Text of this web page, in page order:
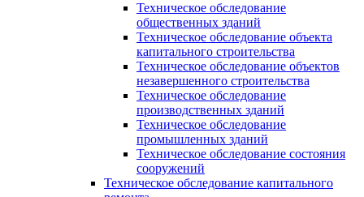
Техническое обследование
общественных зданий
Техническое обследование объекта
капитального строительства
Техническое обследование объектов
незавершенного строительства
Техническое обследование
производственных зданий
Техническое обследование
промышленных зданий
Техническое обследование состояния
сооружений
Техническое обследование капитального